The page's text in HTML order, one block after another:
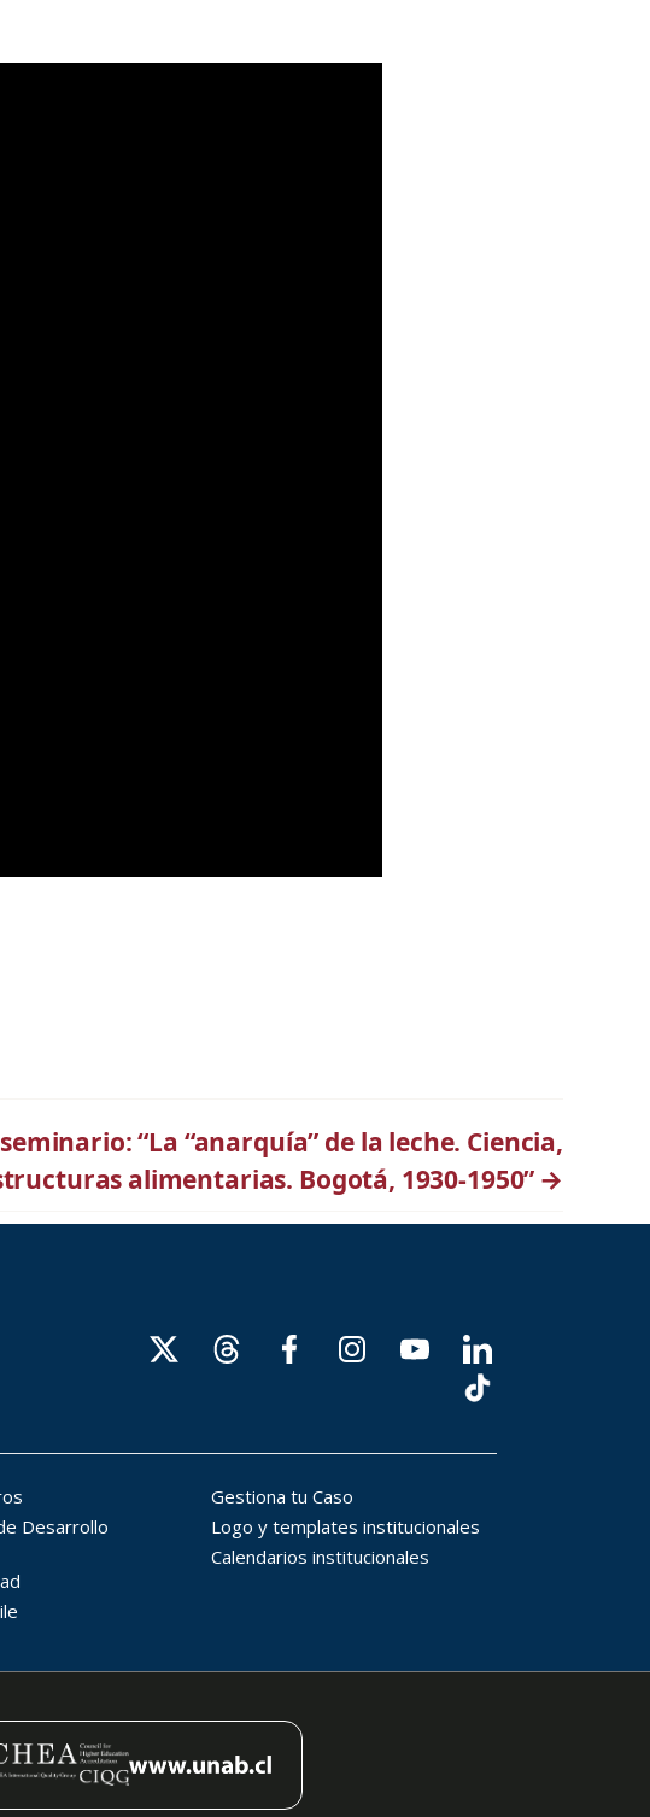
“La “anarquía” de la leche. Ciencia,
alimentarias. Bogotá, 1930-1950” →